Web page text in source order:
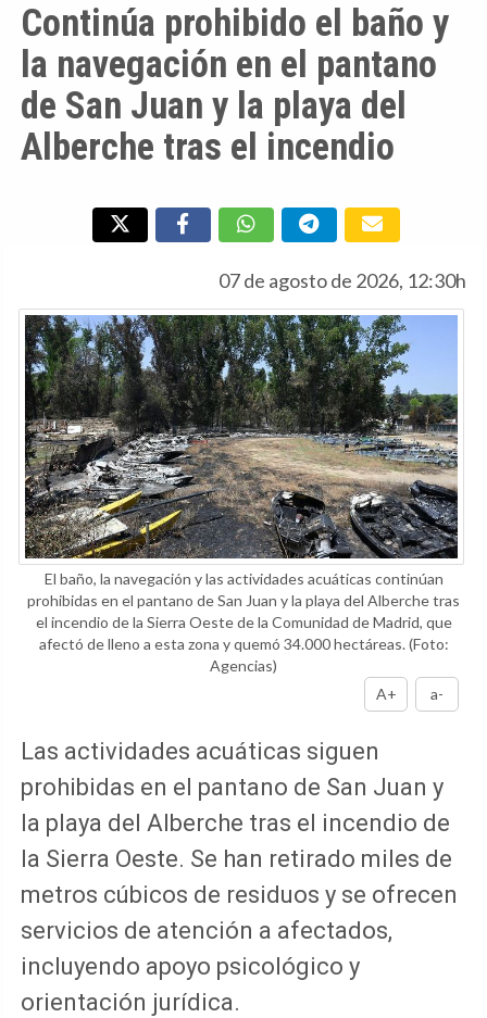
Continúa prohibido el baño y
la navegación en el pantano
de San Juan y la playa del
Alberche tras el incendio
07 de agosto de 2026, 12:30h
El baño, la navegación y las actividades acuáticas continúan
prohibidas en el pantano de San Juan y la playa del Alberche tras
el incendio de la Sierra Oeste de la Comunidad de Madrid, que
afectó de lleno a esta zona y quemó 34.000 hectáreas.(Foto:
Agencias)
A+
a-
Las actividades acuáticas siguen
prohibidas en el pantano de San Juan y
la playa del Alberche tras el incendio de
la Sierra Oeste. Se han retirado miles de
metros cúbicos de residuos y se ofrecen
servicios de atención a afectados,
incluyendo apoyo psicológico y
orientación jurídica.